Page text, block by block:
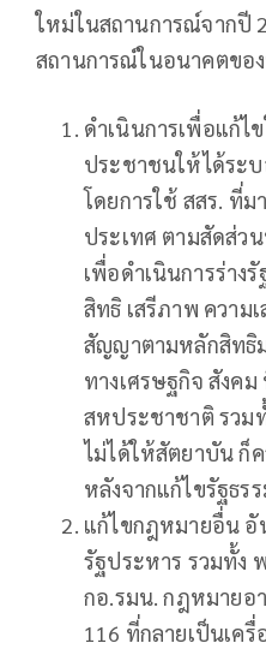
ใหม่ในสถานการณ์จากปี
สถานการณ์ในอนาคตขอ
ดำเนินการเพื่อแก้ไ
ประชาชนให้ได้ระ
โดยการใช้ สสร. ที่ม
ประเทศ ตามสัดส่ว
เพื่อดำเนินการร่าง
สิทธิ เสรีภาพ ความ
สัญญาตามหลักสิทธิ
ทางเศรษฐกิจ สังคม
สหประชาชาติ รวม
ไม่ได้ให้สัตยาบัน ก็
หลังจากแก้ไขรัฐธร
แก้ไขกฎหมายอื่น อั
รัฐประหาร รวมทั้ง
กอ.รมน. กฎหมายอ
116 ที่กลายเป็นเค